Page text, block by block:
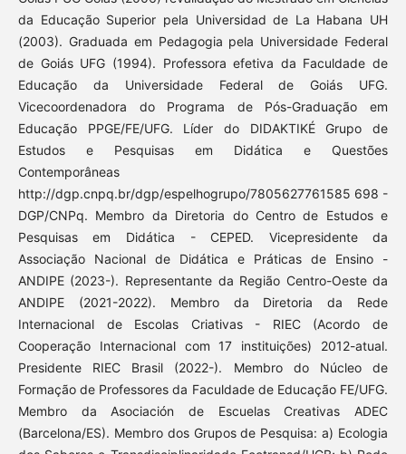
da Educação Superior pela Universidad de La Habana UH
(2003). Graduada em Pedagogia pela Universidade Federal
de Goiás UFG (1994). Professora efetiva da Faculdade de
Educação da Universidade Federal de Goiás UFG.
Vicecoordenadora do Programa de Pós-Graduação em
Educação PPGE/FE/UFG. Líder do DIDAKTIKÉ Grupo de
Estudos e Pesquisas em Didática e Questões
Contemporâneas
http://dgp.cnpq.br/dgp/espelhogrupo/7805627761585 698 -
DGP/CNPq. Membro da Diretoria do Centro de Estudos e
Pesquisas em Didática - CEPED. Vicepresidente da
Associação Nacional de Didática e Práticas de Ensino -
ANDIPE (2023-). Representante da Região Centro-Oeste da
ANDIPE (2021-2022). Membro da Diretoria da Rede
Internacional de Escolas Criativas - RIEC (Acordo de
Cooperação Internacional com 17 instituições) 2012-atual.
Presidente RIEC Brasil (2022-). Membro do Núcleo de
Formação de Professores da Faculdade de Educação FE/UFG.
Membro da Asociación de Escuelas Creativas ADEC
(Barcelona/ES). Membro dos Grupos de Pesquisa: a) Ecologia